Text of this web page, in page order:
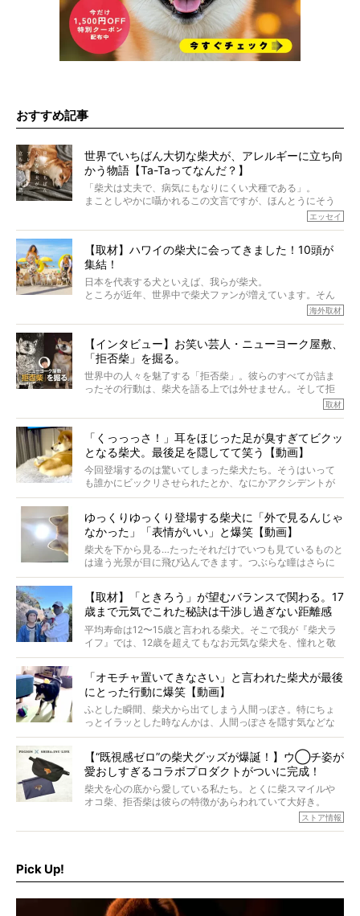
おすすめ記事
世界でいちばん大切な柴犬が、アレルギーに立ち向
かう物語【Ta-Taってなんだ？】
「柴犬は丈夫で、病気にもなりにくい犬種である」。
まことしやかに囁かれるこの文言ですが、ほんとうにそう
もちろん、犬種としての完成度がとてつもなく高い柴犬だ
でも、いざそれぞれの個体を見ていくと、丈夫で病気にも
なりにくい、とは言えないような気もするのです。
実際に「病気にならない」などということはないし、飼い
主はそのためにやるべきことがある。
今回は、柴犬に関わる方たちすべてに読んで欲しい、ある
ご本人からのレポートは、愛情たっぷりで示唆に富んだ物
語でした。
※文章はご本人の了承を得て編集しています
※画像はすべてイメージです
※この記事は個人の感想であり、効果・効能を示すものではありません
エッセイ
【取材】ハワイの柴犬に会ってきました！10頭が
集結！
日本を代表する犬といえば、我らが柴犬。
ところが近年、世界中で柴犬ファンが増えています。そん
な中「柴犬ライフ」が目をつけたのは、南の楽園ハワイ。
柴犬オーナーが多く、定期的にオフ会まで開催されている
そんな噂を聞きつけ、今回はハワイの柴犬たちを取材して
きました！
海外取材
【インタビュー】お笑い芸人・ニューヨーク屋敷、
「拒否柴」を掘る。
世界中の人々を魅了する「拒否柴」。彼らのすべてが詰ま
ったその行動は、柴犬を語る上では外せません。そして拒
否柴がここまで話題になるのは、“映える”ことも理由のひと
がるのでしょうか。
最近版画製作を始めた、お笑いコンビ「ニューヨーク」の
屋敷裕政さんに、拒否柴を掘っていただきました！ イン
タビューと合わせてご覧ください。
取材
「くっっっさ！」耳をほじった足が臭すぎてビクッ
となる柴犬。最後足を隠してて笑う【動画】
今回登場するのは驚いてしまった柴犬たち。そうはいって
も誰かにビックリさせられたとか、なにかアクシデントが
起きたとか、そういうことが原因ではありません。全ての
ゆっくりゆっくり登場する柴犬に「外で見るんじゃ
なかった」「表情がいい」と爆笑【動画】
柴犬を下から見る…たったそれだけでいつも見ているものと
は違う光景が目に飛び込んできます。つぶらな瞳はさらに
つぶらに見え、モフモフのお顔はさらにモフモフに見えま
【取材】「ときろう」が望むバランスで関わる。17
歳まで元気でこれた秘訣は干渉し過ぎない距離感
#38ときろう
平均寿命は12〜15歳と言われる柴犬。そこで我が『柴犬ラ
イフ』では、12歳を超えてもなお元気な柴犬を、憧れと敬
意を込めて“レジェンド柴”と呼んでいます。 この特集で
ォーカスし、その元気の秘訣や、老犬と暮らすうえで大切
だと思うことを、オーナーさんに語っていただきます。今
回登場してくれたのは、17歳のときろうくん。小さい頃か
ら食が細かったため、何でも食べさせてきたということで
「オモチャ置いてきなさい」と言われた柴犬が最後
にとった行動に爆笑【動画】
ふとした瞬間、柴犬から出てしまう人間っぽさ。特にちょ
っとイラッとした時なんかは、人間っぽさを隠す気などな
いように見えます。もしかして本当の本当は、中身は人間
【“既視感ゼロ”の柴犬グッズが爆誕！】ウ◯チ姿が
愛おしすぎるコラボプロダクトがついに完成！
柴犬を心の底から愛している私たち。とくに柴スマイルや
オコ柴、拒否柴は彼らの特徴があらわれていて大好き。
でもちょっと待て…もうひとつ、忘れてはならない愛おしい
シーンがあったぞ。それは、背中を丸めて“ウンチなう”の姿
ストア情報
Pick Up!